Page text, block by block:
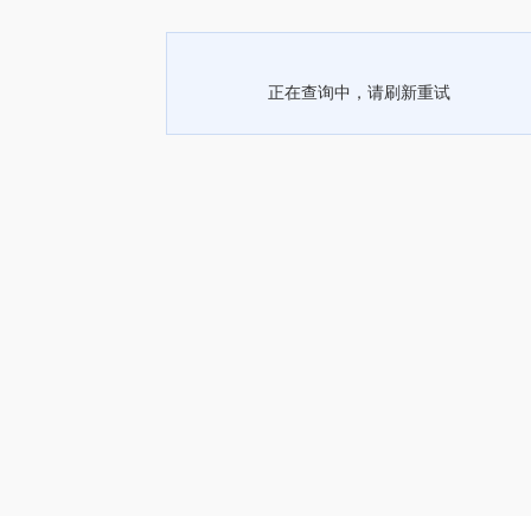
正在查询中，请刷新重试